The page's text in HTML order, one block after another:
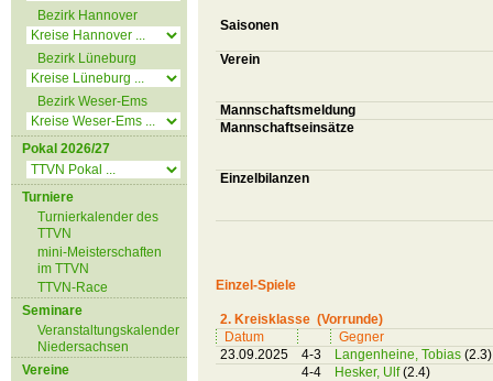
Bezirk Hannover
Bezirk Lüneburg
Bezirk Weser-Ems
Pokal 2026/27
Turniere
Turnierkalender des
TTVN
mini-Meisterschaften
im TTVN
TTVN-Race
Seminare
Veranstaltungskalender
Niedersachsen
Vereine
Saisonen
Verein
Mannschaftsmeldung
Mannschaftseinsätze
Einzelbilanzen
Einzel-Spiele
2. Kreisklasse (Vorrunde)
Datum
Gegner
23.09.2025
4-3 Langenheine, Tobias (2.3)
4-4
Hesker, Ulf(2.4)